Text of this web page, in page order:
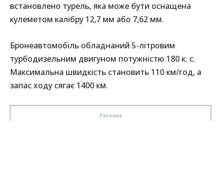
встановлено турель, яка може бути оснащена
кулеметом калібру 12,7 мм або 7,62 мм.
Бронеавтомобіль обладнаний 5-літровим
турбодизельним двигуном потужністю 180 к. с.
Максимальна швидкість становить 110 км/год, а
запас ходу сягає 1400 км.